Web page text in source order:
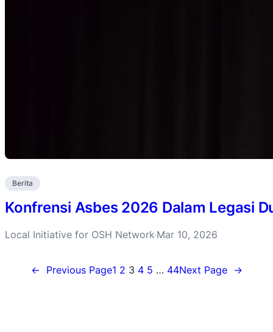
Berita
Konfrensi Asbes 2026 Dalam Legasi
Local Initiative for OSH Network·Mar 10, 2026
← Previous Page1 2 3 4 5 … 44Next Page →